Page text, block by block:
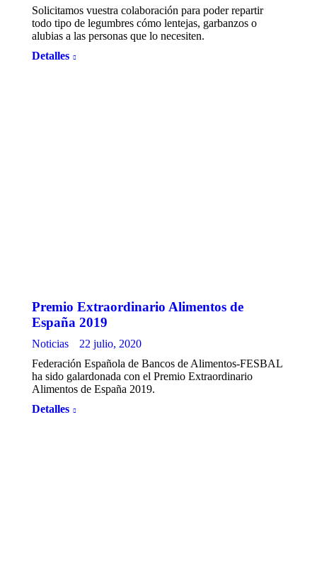
Solicitamos vuestra colaboración para poder repartir
todo tipo de legumbres cómo lentejas, garbanzos o
alubias a las personas que lo necesiten.
Detalles
Premio Extraordinario Alimentos de
España 2019
Noticias
22 julio, 2020
Federación Española de Bancos de Alimentos-FESBAL
ha sido galardonada con el Premio Extraordinario
Alimentos de España 2019.
Detalles